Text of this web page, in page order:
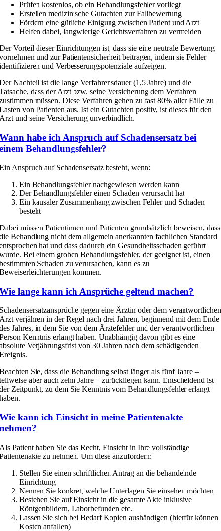
Prüfen kostenlos, ob ein Behandlungsfehler vorliegt
Erstellen medizinische Gutachten zur Fallbewertung
Fördern eine gütliche Einigung zwischen Patient und Arzt
Helfen dabei, langwierige Gerichtsverfahren zu vermeiden
Der Vorteil dieser Einrichtungen ist, dass sie eine neutrale Bewertung
vornehmen und zur Patientensicherheit beitragen, indem sie Fehler
identifizieren und Verbesserungspotenziale aufzeigen.
Der Nachteil ist die lange Verfahrensdauer (1,5 Jahre) und die
Tatsache, dass der Arzt bzw. seine Versicherung dem Verfahren
zustimmen müssen. Diese Verfahren gehen zu fast 80% aller Fälle zu
Lasten von Patienten aus. Ist ein Gutachten positiv, ist dieses für den
Arzt und seine Versicherung unverbindlich.
Wann habe ich Anspruch auf Schadensersatz bei
einem Behandlungsfehler?
Ein Anspruch auf Schadensersatz besteht, wenn:
Ein Behandlungsfehler nachgewiesen werden kann
Der Behandlungsfehler einen Schaden verursacht hat
Ein kausaler Zusammenhang zwischen Fehler und Schaden
besteht
Dabei müssen Patientinnen und Patienten grundsätzlich beweisen, dass
die Behandlung nicht dem allgemein anerkannten fachlichen Standard
entsprochen hat und dass dadurch ein Gesundheitsschaden geführt
wurde. Bei einem groben Behandlungsfehler, der geeignet ist, einen
bestimmten Schaden zu verursachen, kann es zu
Beweiserleichterungen kommen.
Wie lange kann ich Ansprüche geltend machen?
Schadensersatzansprüche gegen eine Ärztin oder dem verantwortlichen
Arzt verjähren in der Regel nach drei Jahren, beginnend mit dem Ende
des Jahres, in dem Sie von dem Ärztefehler und der verantwortlichen
Person Kenntnis erlangt haben. Unabhängig davon gibt es eine
absolute Verjährungsfrist von 30 Jahren nach dem schädigenden
Ereignis.
Beachten Sie, dass die Behandlung selbst länger als fünf Jahre –
teilweise aber auch zehn Jahre – zurückliegen kann. Entscheidend ist
der Zeitpunkt, zu dem Sie Kenntnis vom Behandlungsfehler erlangt
haben.
Wie kann ich Einsicht in meine Patientenakte
nehmen?
Als Patient haben Sie das Recht, Einsicht in Ihre vollständige
Patientenakte zu nehmen. Um diese anzufordern:
Stellen Sie einen schriftlichen Antrag an die behandelnde
Einrichtung
Nennen Sie konkret, welche Unterlagen Sie einsehen möchten
Bestehen Sie auf Einsicht in die gesamte Akte inklusive
Röntgenbildern, Laborbefunden etc.
Lassen Sie sich bei Bedarf Kopien aushändigen (hierfür können
Kosten anfallen)